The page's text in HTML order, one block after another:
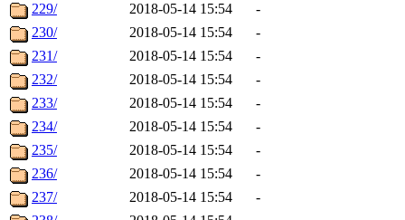
229/
2018-05-14 15:54
-
230/
2018-05-14 15:54
-
231/
2018-05-14 15:54
-
232/
2018-05-14 15:54
-
233/
2018-05-14 15:54
-
234/
2018-05-14 15:54
-
235/
2018-05-14 15:54
-
236/
2018-05-14 15:54
-
237/
2018-05-14 15:54
-